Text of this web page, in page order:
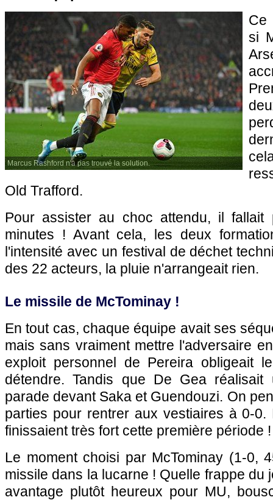
Marcus Rashford n'a pas trouvé la solution.
Ce
si
Old Trafford.
Pour assister au choc attendu, il fallait
minutes ! Avant cela, les deux
l'intensité avec un festival de déchet
des 22 acteurs, la pluie n'arrangeait rien.
Le missile de McTominay !
En tout cas, chaque équipe avait ses
mais sans vraiment mettre l'adversaire
exploit personnel de Pereira obligeait
détendre. Tandis que De Gea réalisait
parade devant Saka et Guendouzi. On
parties pour rentrer aux vestiaires à 0-
finissaient très fort cette première période !
Le moment choisi par McTominay (1-0,
missile dans la lucarne ! Quelle frappe du
avantage plutôt heureux pour MU,